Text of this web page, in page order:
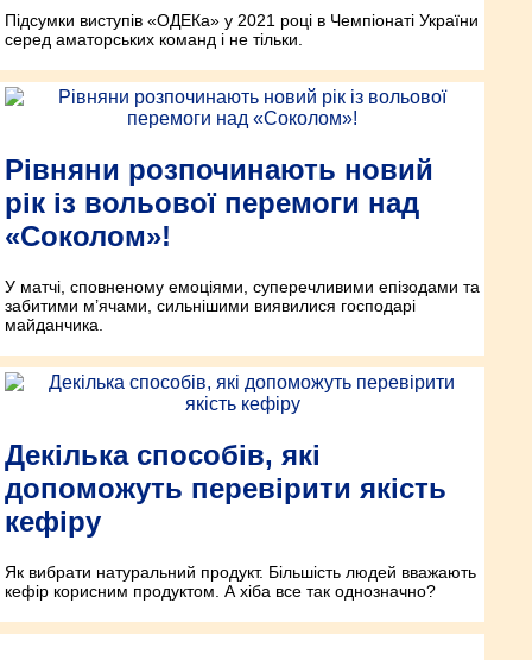
Підсумки виступів «ОДЕКа» у 2021 році в Чемпіонаті України
серед аматорських команд і не тільки.
Рівняни розпочинають новий
рік із вольової перемоги над
«Соколом»!
У матчі, сповненому емоціями, суперечливими епізодами та
забитими м’ячами, сильнішими виявилися господарі
майданчика.
Декілька способів, які
допоможуть перевірити якість
кефіру
Як вибрати натуральний продукт. Більшість людей вважають
кефір корисним продуктом. А хіба все так однозначно?